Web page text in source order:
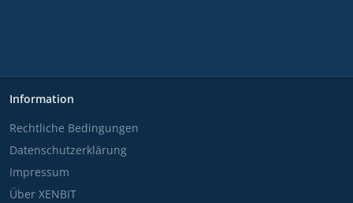
Information
Rechtliche Bedingungen
Datenschutzerklärung
Impressum
Über XENBIT